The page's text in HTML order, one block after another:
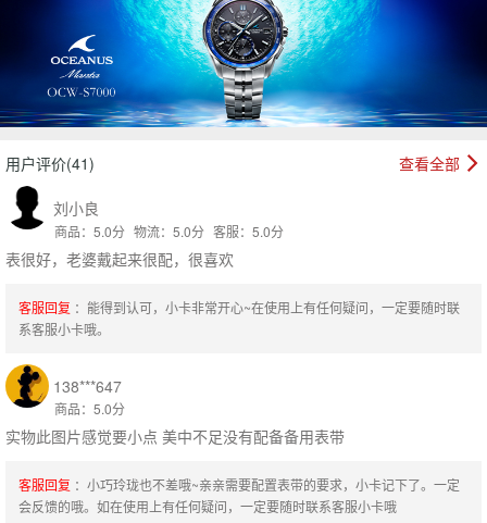
用户评价(41) 查看全部
刘小良
商品：5.0分 物流：5.0分 客服：5.0分
表很好，老婆戴起来很配，很喜欢
客服回复 ：能得到认可，小卡非常开心~在使用上有任何疑问，一定要随时联
系客服小卡哦。
138***647
商品：5.0分
实物此图片感觉要小点 美中不足没有配备备用表带
客服回复 ：小巧玲珑也不差哦~亲亲需要配置表带的要求，小卡记下了。一定
会反馈的哦。如在使用上有任何疑问，一定要随时联系客服小卡哦